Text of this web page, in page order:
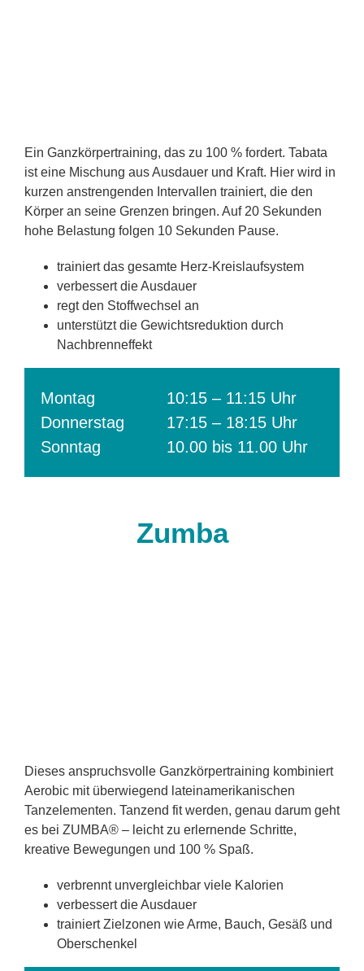
Ein Ganzkörpertraining, das zu 100 % fordert. Tabata
ist eine Mischung aus Ausdauer und Kraft. Hier wird in
kurzen anstrengenden Intervallen trainiert, die den
Körper an seine Grenzen bringen. Auf 20 Sekunden
hohe Belastung folgen 10 Sekunden Pause.
trainiert das gesamte Herz-Kreislaufsystem
verbessert die Ausdauer
regt den Stoffwechsel an
unterstützt die Gewichtsreduktion durch
Nachbrenneffekt
Montag
Donnerstag
Sonntag
10:15 – 11:15 Uhr
17:15 – 18:15 Uhr
10.00 bis 11.00 Uhr
Zumba
Dieses anspruchsvolle Ganzkörpertraining kombiniert
Aerobic mit überwiegend lateinamerikanischen
Tanzelementen. Tanzend fit werden, genau darum geht
es bei ZUMBA® – leicht zu erlernende Schritte,
kreative Bewegungen und 100 % Spaß.
verbrennt unvergleichbar viele Kalorien
verbessert die Ausdauer
trainiert Zielzonen wie Arme, Bauch, Gesäß und
Oberschenkel